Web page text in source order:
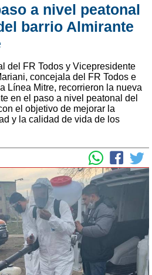
a nivel peatonal
barrio Almirante
del FR Todos y Vicepresidente
concejala del FR Todos e
Línea Mitre, recorrieron la nueva
en el paso a nivel peatonal del
el objetivo de mejorar la
y la calidad de vida de los